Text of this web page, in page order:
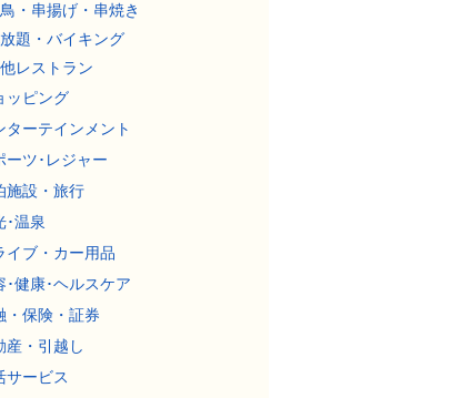
・串揚げ・串焼き
題・バイキング
レストラン
ッピング
ターテインメント
ーツ･レジャー
施設・旅行
･温泉
イブ・カー用品
･健康･ヘルスケア
・保険・証券
産・引越し
サービス